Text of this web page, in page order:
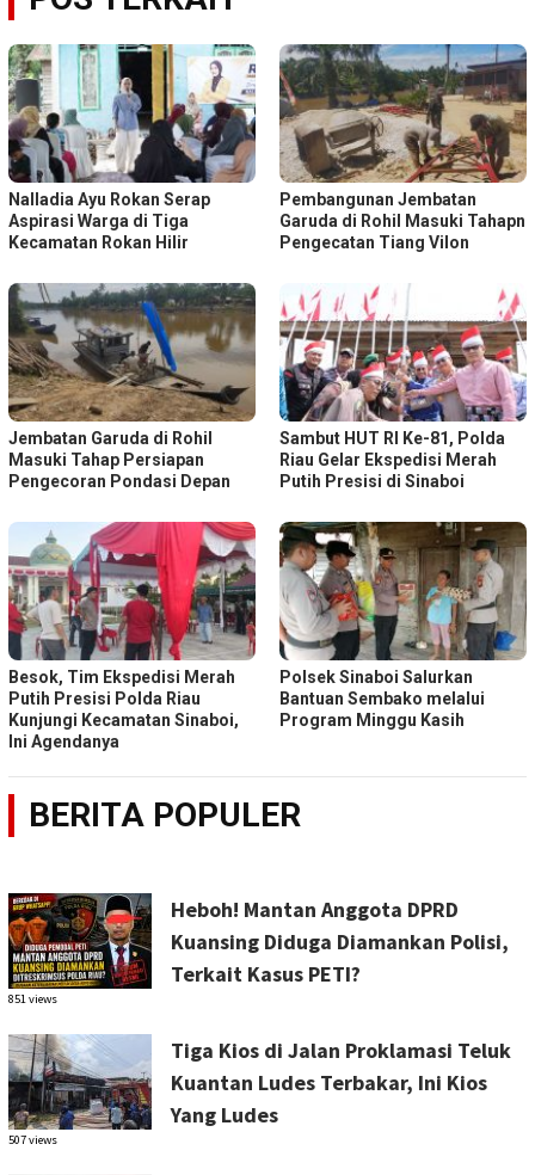
Nalladia Ayu Rokan Serap
Aspirasi Warga di Tiga
Kecamatan Rokan Hilir
Pembangunan Jembatan
Garuda di Rohil Masuki Tahapn
Pengecatan Tiang Vilon
Jembatan Garuda di Rohil
Masuki Tahap Persiapan
Pengecoran Pondasi Depan
Sambut HUT RI Ke-81, Polda
Riau Gelar Ekspedisi Merah
Putih Presisi di Sinaboi
Besok, Tim Ekspedisi Merah
Putih Presisi Polda Riau
Kunjungi Kecamatan Sinaboi,
Ini Agendanya
Polsek Sinaboi Salurkan
Bantuan Sembako melalui
Program Minggu Kasih
BERITA POPULER
Heboh! Mantan Anggota DPRD
Kuansing Diduga Diamankan Polisi,
Terkait Kasus PETI?
851 views
Tiga Kios di Jalan Proklamasi Teluk
Kuantan Ludes Terbakar, Ini Kios
Yang Ludes
507 views